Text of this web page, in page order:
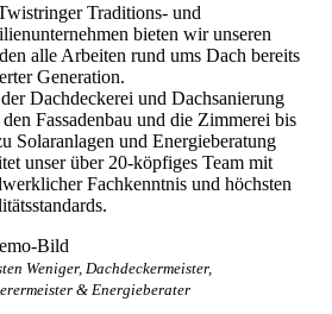
Traditions- und
bieten wir unseren
alle Arbeiten rund ums Dach bereits
Generation.
Dachdeckerei und Dachsanierung
Fassadenbau und die Zimmerei bis
Solaranlagen und Energieberatung
unser über 20-köpfiges Team mit
Fachkenntnis und höchsten
Weniger, Dachdeckermeister,
& Energieberater